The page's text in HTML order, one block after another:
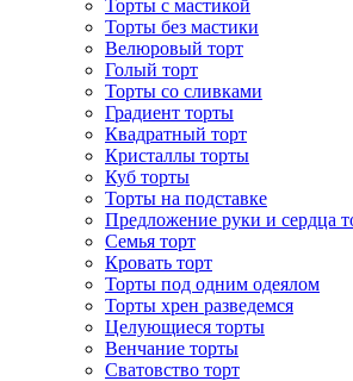
Торты с мастикой
Торты без мастики
Велюровый торт
Голый торт
Торты со сливками
Градиент торты
Квадратный торт
Кристаллы торты
Куб торты
Торты на подставке
Предложение руки и сердца
Семья торт
Кровать торт
Торты под одним одеялом
Торты хрен разведемся
Целующиеся торты
Венчание торты
Сватовство торт